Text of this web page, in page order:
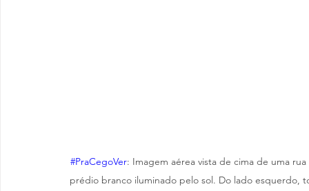
#PraCegoVer: Imagem aérea vista de cima de uma
prédio branco iluminado pelo sol. Do lado